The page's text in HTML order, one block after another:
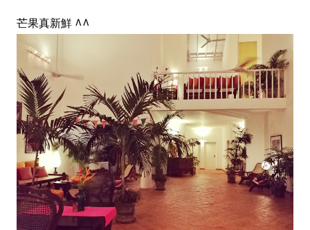
芒果真新鮮 ^^